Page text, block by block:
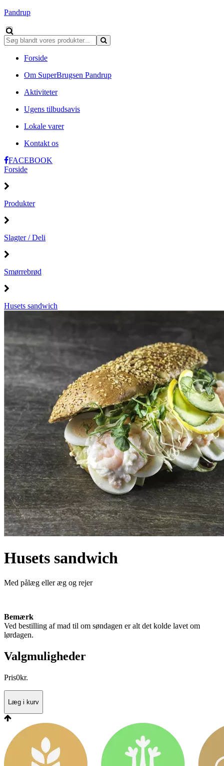
Pandrup
Forside
Om SuperBrugsen Pandrup
Aktiviteter
Ugens tilbudsavis
Lokale varer
Kontakt os
FACEBOOK
Forside
Produkter
Slagter / Deli
Smørrebrød
Husets sandwich
Husets sandwich
Med pålæg eller æg og rejer
Bemærk
Ved bestilling af mad til om søndagen er alt det kolde lavet om
lørdagen.
Valgmuligheder
Pris0kr.
Læg i kurv